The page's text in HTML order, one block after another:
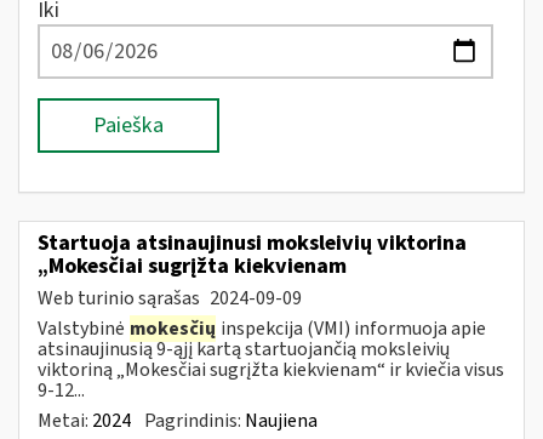
Iki
Paieška
Startuoja atsinaujinusi moksleivių viktorina
„Mokesčiai sugrįžta kiekvienam
Web turinio sąrašas 2024-09-09
Valstybinė mokesčių inspekcija (VMI) informuoja apie
atsinaujinusią 9-ąjį kartą startuojančią moksleivių
viktoriną „Mokesčiai sugrįžta kiekvienam“ ir kviečia visus
9-12...
Metai: 2024 Pagrindinis: Naujiena